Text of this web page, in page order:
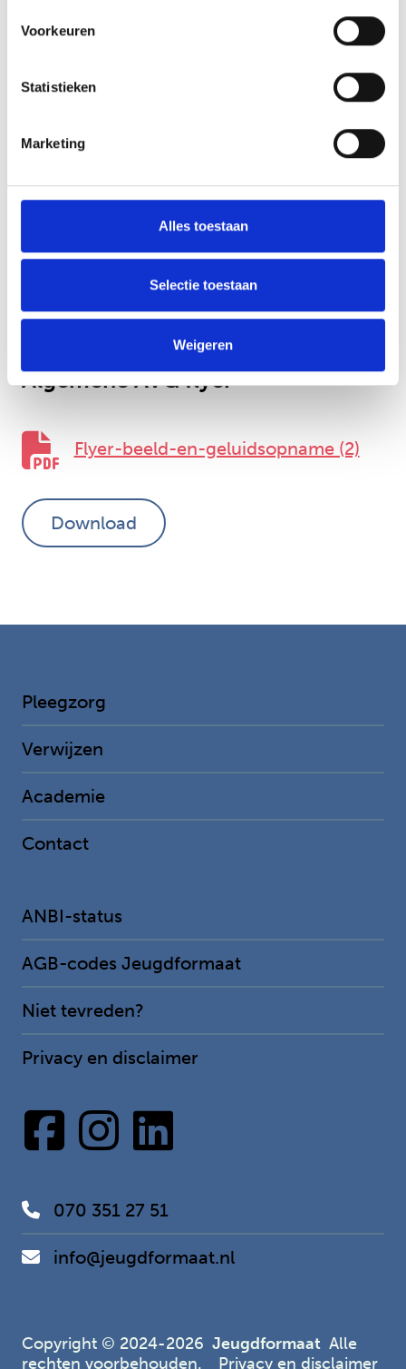
Voorkeuren
Statistieken
Marketing
Alles toestaan
Selectie toestaan
Weigeren
deze privacyverklaring
staat informatie over de wijze waarop we
Beeld- en geluidsopnamen
Download
Algemene AVG flyer
Flyer-beeld-en-geluidsopname (2)
Download
Pleegzorg
Verwijzen
Academie
Contact
ANBI-status
AGB-codes Jeugdformaat
Niet tevreden?
Privacy en disclaimer
070 351 27 51
info@jeugdformaat.nl
Copyright © 2024-2026 Jeugdformaat Alle
rechten voorbehouden.
Privacy en disclaimer